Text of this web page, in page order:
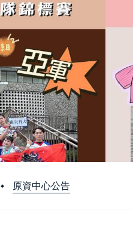
原資中心公告